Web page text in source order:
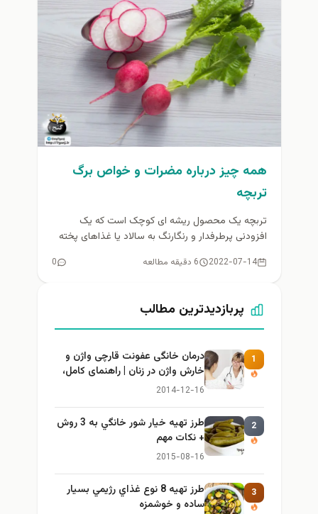
همه چیز درباره مضرات و خواص برگ
تربچه
تربچه یک محصول ریشه ای کوچک است که یک
افزودنی پرطرفدار و رنگارنگ به سالاد یا غذاهای پخته
2022-07-14 6 دقیقه مطالعه 0
پربازدیدترین مطالب
1
درمان خانگی عفونت قارچی واژن و
خارش واژن در زنان | راهنمای کامل،
ایمن و کاربردی
2014-12-16
2
طرز تهيه خیار شور خانگي به 3 روش
+ نكات مهم
2015-08-16
3
طرز تهيه 8 نوع غذاي رژيمي بسيار
ساده و خوشمزه